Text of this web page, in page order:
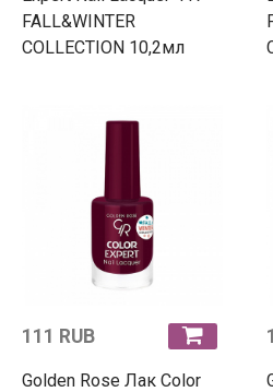
FALL&WINTER
COLLECTION 10,2мл
111 RUB
Golden Rose Лак Color